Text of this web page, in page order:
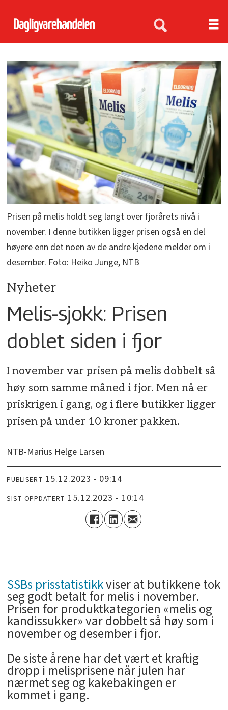
Prisen på melis holdt seg langt over fjorårets nivå i
november. I denne butikken ligger prisen også en del
høyere enn det noen av de andre kjedene melder om i
desember. Foto: Heiko Junge, NTB
Nyheter
Melis-sjokk: Prisen
doblet siden i fjor
I november var prisen på melis dobbelt så
høy som samme måned i fjor. Men nå er
priskrigen i gang, og i flere butikker ligger
prisen på under 10 kroner pakken.
NTB-Marius Helge Larsen
PUBLISERT 15.12.2023 - 09:14
SIST OPPDATERT 15.12.2023 - 10:14
SSBs prisstatistikkviser at butikkene tok
seg godt betalt for melis i november.
Prisen for produktkategorien «melis og
kandissukker» var dobbelt så høy som i
november og desember i fjor.
De siste årene har det vært et kraftig
dropp i melisprisene når julen har
nærmet seg og kakebakingen er
kommet i gang.